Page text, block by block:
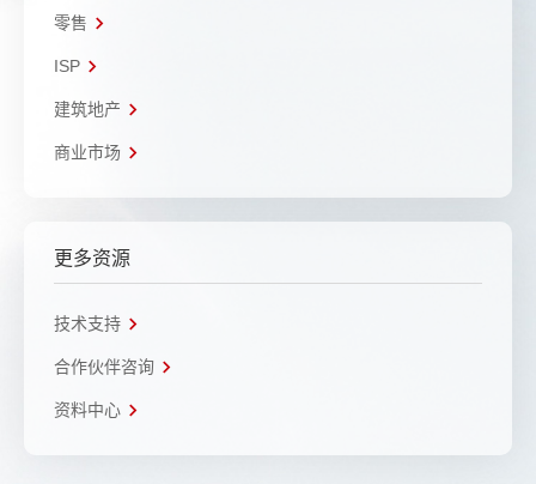
零售
ISP
建筑地产
商业市场
更多资源
技术支持
合作伙伴咨询
资料中心